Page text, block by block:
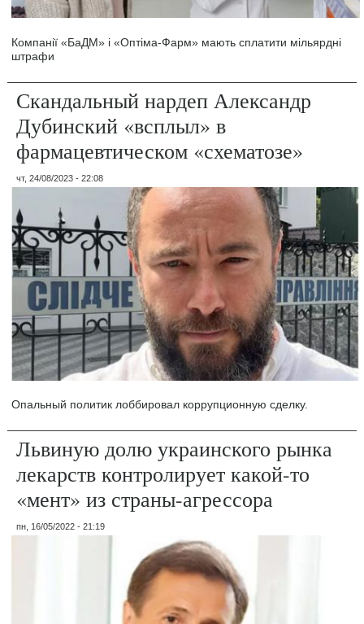
Компанії «БаДМ» і «Оптіма-Фарм» мають сплатити мільярдні
штрафи
Скандальный нардеп Александр
Дубинский «всплыл» в
фармацевтическом «схематозе»
чт, 24/08/2023 - 22:08
Опальный политик лоббировал коррупционную сделку.
Львиную долю украинского рынка
лекарств контролирует какой-то
«мент» из страны-агрессора
пн, 16/05/2022 - 21:19